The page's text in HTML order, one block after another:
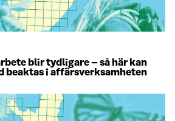
blir tydligare – så här kan
beaktas i affärsverksamheten